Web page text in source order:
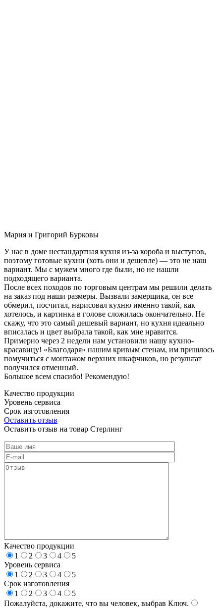
Мария и Григорий Бурковы
У нас в доме нестандартная кухня из-за короба и выступов,
поэтому готовые кухни (хоть они и дешевле) — это не наш
вариант. Мы с мужем много где были, но не нашли
подходящего варианта.
После всех походов по торговым центрам мы решили делать
на заказ под наши размеры. Вызвали замерщика, он все
обмерил, посчитал, нарисовал кухню именно такой, как
хотелось, и картинка в голове сложилась окончательно. Не
скажу, что это самый дешевый вариант, но кухня идеально
вписалась и цвет выбрала такой, как мне нравится.
Примерно через 2 недели нам установили нашу кухню-
красавицу! «Благодаря» нашим кривым стенам, им пришлось
помучиться с монтажом верхних шкафчиков, но результат
получился отменный.
Большое всем спасибо! Рекомендую!
Качество продукции
Уровень сервиса
Срок изготовления
Оставить отзыв
Оставить отзыв на товар Стерлинг
Качество продукции
1
2 3 4
5
Уровень сервиса
1
2 3 4
5
Срок изготовления
1
2 3 4
5
Пожалуйста, докажите, что вы человек, выбрав Ключ.